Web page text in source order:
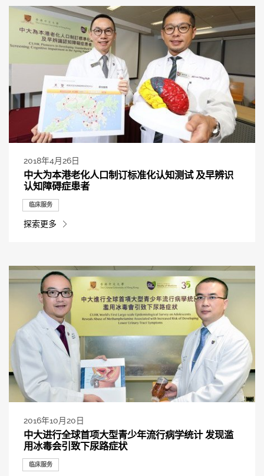
2018年4月26日
中大为本港老化人口制订标准化认知测试 及早辨识
认知障碍症患者
临床服务
探索更多
2016年10月20日
中大进行全球首项大型青少年流行病学统计 发现滥
用冰毒会引致下尿路症状
临床服务